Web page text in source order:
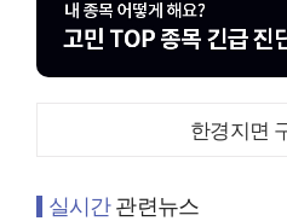
한경지면
실시간관련뉴스